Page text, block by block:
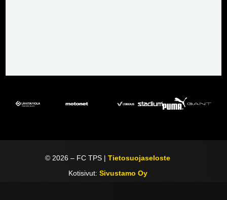
© 2026 – FC TPS |Tietosuojaseloste
Kotisivut: Sivustamo Oy